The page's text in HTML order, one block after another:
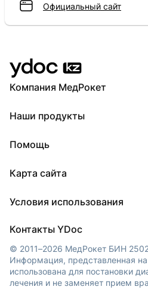
Дневной стационар
Официальный сайт
Компания МедРокет
О YDoc
Наши продукты
ПроТаблетки
МедТочка
Помощь
Регистрация врача
Карта сайта
Регионы
Клиники
Условия использования
Обработка персональных
Контакты YDoc
© 2011–2026 МедРокет БИН
Информация, представленная
использована для постановки
лечения и не заменяет прием